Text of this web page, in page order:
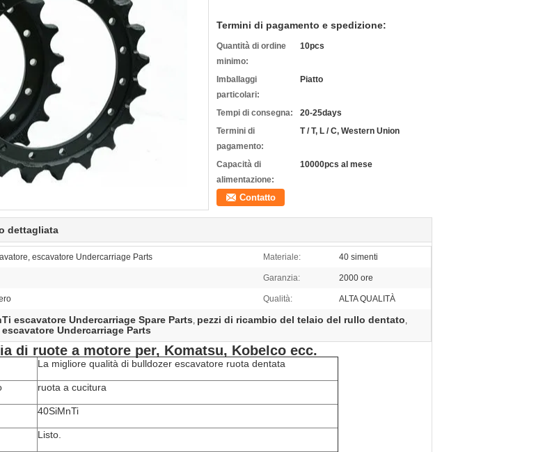
Termini di pagamento e spedizione:
Quantità di ordine
minimo:
10pcs
Imballaggi
particolari:
Piatto
Tempi di consegna:
20-25days
Termini di
pagamento:
T / T, L / C, Western Union
Capacità di
alimentazione:
10000pcs al mese
Contatto
dettagliata
escavatore Undercarriage Parts Materiale: 40 simenti
Garanzia: 2000 ore
Qualità: ALTA QUALITÀ
escavatore Undercarriage Spare Parts, pezzi di ricambio del telaio del rullo dentato,
escavatore Undercarriage Parts
di ruote a motore per, Komatsu, Kobelco ecc.
La migliore qualità di bulldozer escavatore ruota dentata
ruota a cucitura
40SiMnTi
Listo.